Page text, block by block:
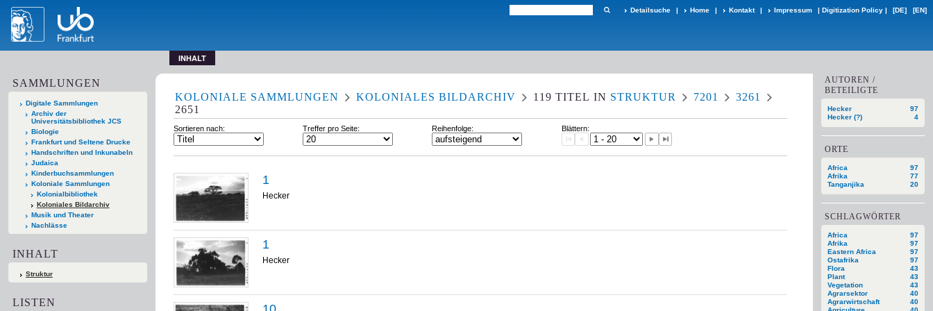
Detailsuche | Home | Kontakt | Impressum | Digitization Policy | [DE] [EN]
INHALT
SAMMLUNGEN
Digitale Sammlungen
Archiv der
Universitätsbibliothek JCS
Biologie
Frankfurt und Seltene Drucke
Handschriften und Inkunabeln
Judaica
Kinderbuchsammlungen
Koloniale Sammlungen
Kolonialbibliothek
Koloniales Bildarchiv
Musik und Theater
Nachlässe
INHALT
Struktur
LISTEN
AUTOREN /
BETEILIGTE
97
Hecker
4
Hecker (?)
ORTE
97
Africa
77
Afrika
20
Tanganjika
SCHLAGWÖRTER
97
Africa
97
Afrika
97
Eastern Africa
97
Ostafrika
43
Flora
43
Plant
43
Vegetation
40
Agrarsektor
40
Agrarwirtschaft
KOLONIALE SAMMLUNGEN KOLONIALES BILDARCHIV 119 TITEL IN STRUKTUR 7201
3261
2651
Sortieren nach: Treffer pro Seite: Reihenfolge: Blättern:
1
Hecker
1
Hecker